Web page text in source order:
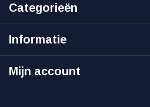
Categorieën
Informatie
Mijn account